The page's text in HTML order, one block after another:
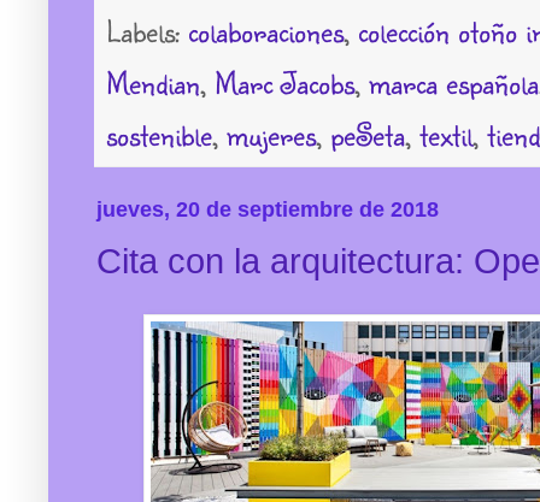
Labels: colaboraciones, colección
Mendian, Marc Jacobs, marca española
sostenible, mujeres, peSeta, textil,
jueves, 20 de septiembre de 2018
Cita con la arquitectura: